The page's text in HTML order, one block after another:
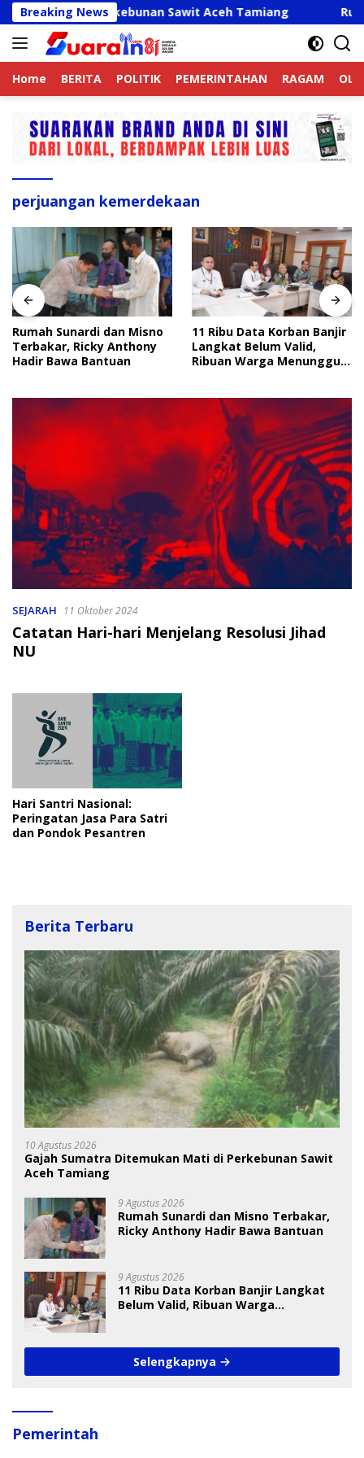
Langsung
ke
konten
Breaking News
Mati di Perkebunan Sawit Aceh Tamiang Rumah
Home BERITA POLITIK PEMERINTAHAN RAGAM
perjuangan kemerdekaan
Rumah Sunardi dan Misno
Terbakar, Ricky Anthony
Hadir Bawa Bantuan
11 Ribu Data Korban Banjir
Langkat Belum Valid,
Ribuan Warga Menunggu
SEJARAH 11 Oktober 2024
Catatan Hari-hari Menjelang Resolusi Jihad
NU
Hari Santri Nasional:
Peringatan Jasa Para Satri
dan Pondok Pesantren
Berita Terbaru
10 Agustus 2026
Gajah Sumatra Ditemukan Mati di Perkebunan Sawit
Aceh Tamiang
9 Agustus 2026
Rumah Sunardi dan Misno Terbakar,
Ricky Anthony Hadir Bawa Bantuan
9 Agustus 2026
11 Ribu Data Korban Banjir Langkat
Belum Valid, Ribuan Warga
Selengkapnya
Pemerintah